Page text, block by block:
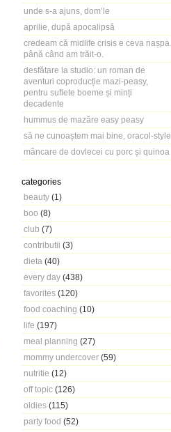
unde s-a ajuns, dom’le
aprilie, după apocalipsă
credeam că midlife crisis e ceva nașpa.
până când am trăit-o.
desfătare la studio: un roman de
aventuri coproducție mazi-peasy,
pentru suflete boeme și minți
decadente
hummus de mazăre easy peasy
să ne cunoaștem mai bine, oracol-style
mâncare de dovlecei cu porc și quinoa
categories
beauty (1)
boo (8)
club (7)
contributii (3)
dieta (40)
every day (438)
favorites (120)
food coaching (10)
life (197)
meal planning (27)
mommy undercover (59)
nutritie (12)
off topic (126)
oldies (115)
party food (52)